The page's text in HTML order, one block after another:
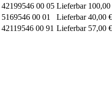
42199546 00 05 Lieferbar 100,00
5169546 00 01 Lieferbar 40,00 €
42119546 00 91 Lieferbar 57,00 €